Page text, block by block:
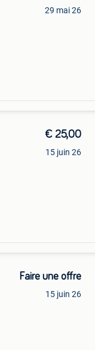
29 mai 26
€ 25,00
15 juin 26
Faire une offre
15 juin 26